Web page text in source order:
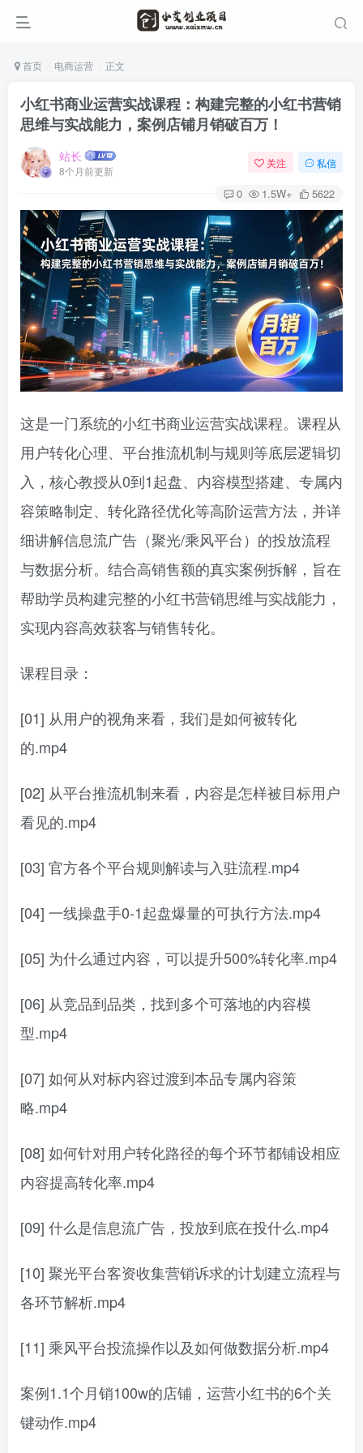
首页 电商运营 正文
小红书商业运营实战课程：构建完整的小红书营销
思维与实战能力，案例店铺月销破百万！
站长
8个月前更新
关注 私信
0 1.5W+ 5622
这是一门系统的小红书商业运营实战课程。课程从
用户转化心理、平台推流机制与规则等底层逻辑切
入，核心教授从0到1起盘、内容模型搭建、专属内
容策略制定、转化路径优化等高阶运营方法，并详
细讲解信息流广告（聚光/乘风平台）的投放流程
与数据分析。结合高销售额的真实案例拆解，旨在
帮助学员构建完整的小红书营销思维与实战能力，
实现内容高效获客与销售转化。
课程目录：
[01] 从用户的视角来看，我们是如何被转化
的.mp4
[02] 从平台推流机制来看，内容是怎样被目标用户
看见的.mp4
[03] 官方各个平台规则解读与入驻流程.mp4
[04] 一线操盘手0-1起盘爆量的可执行方法.mp4
[05] 为什么通过内容，可以提升500%转化率.mp4
[06] 从竞品到品类，找到多个可落地的内容模
型.mp4
[07] 如何从对标内容过渡到本品专属内容策
略.mp4
[08] 如何针对用户转化路径的每个环节都铺设相应
内容提高转化率.mp4
[09] 什么是信息流广告，投放到底在投什么.mp4
[10] 聚光平台客资收集营销诉求的计划建立流程与
各环节解析.mp4
[11] 乘风平台投流操作以及如何做数据分析.mp4
案例1.1个月销100w的店铺，运营小红书的6个关
键动作.mp4